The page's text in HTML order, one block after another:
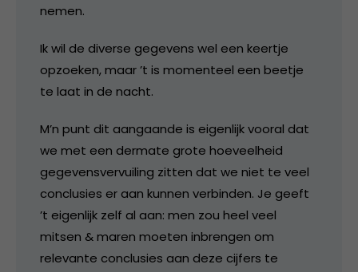
nemen.
Ik wil de diverse gegevens wel een keertje
opzoeken, maar ’t is momenteel een beetje
te laat in de nacht.
M’n punt dit aangaande is eigenlijk vooral dat
we met een dermate grote hoeveelheid
gegevensvervuiling zitten dat we niet te veel
conclusies er aan kunnen verbinden. Je geeft
’t eigenlijk zelf al aan: men zou heel veel
mitsen & maren moeten inbrengen om
relevante conclusies aan deze cijfers te